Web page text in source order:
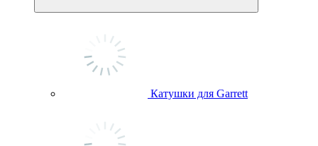
Катушки для Garrett